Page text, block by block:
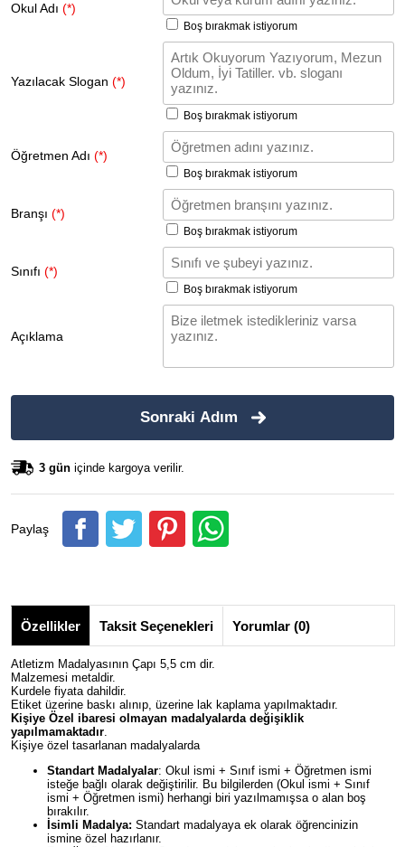
Okul Adı (*)
Boş bırakmak istiyorum
Yazılacak Slogan (*)
Boş bırakmak istiyorum
Öğretmen Adı (*)
Boş bırakmak istiyorum
Branşı (*)
Boş bırakmak istiyorum
Sınıfı (*)
Boş bırakmak istiyorum
Açıklama
Sonraki Adım
3 gün içinde kargoya verilir.
Paylaş
Özellikler Taksit Seçenekleri Yorumlar (0)
Atletizm Madalyasının Çapı 5,5 cm dir.
Malzemesi metaldir.
Kurdele fiyata dahildir.
Etiket üzerine baskı alınıp, üzerine lak kaplama yapılmaktadır.
Kişiye Özel ibaresi olmayan madalyalarda değişiklik
yapılmamaktadır.
Kişiye özel tasarlanan madalyalarda
Standart Madalyalar: Okul ismi + Sınıf ismi + Öğretmen ismi
isteğe bağlı olarak değiştirilir. Bu bilgilerden (Okul ismi + Sınıf
ismi + Öğretmen ismi) herhangi biri yazılmamışsa o alan boş
bırakılır.
İsimli Madalya: Standart madalyaya ek olarak öğrencinizin
ismine özel hazırlanır.